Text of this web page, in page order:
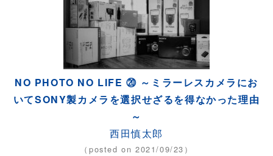
NO PHOTO NO LIFE ⑳ ～ミラーレスカメラにお
いてSONY製カメラを選択せざるを得なかった理由
～
西田慎太郎
（posted on 2021/09/23）